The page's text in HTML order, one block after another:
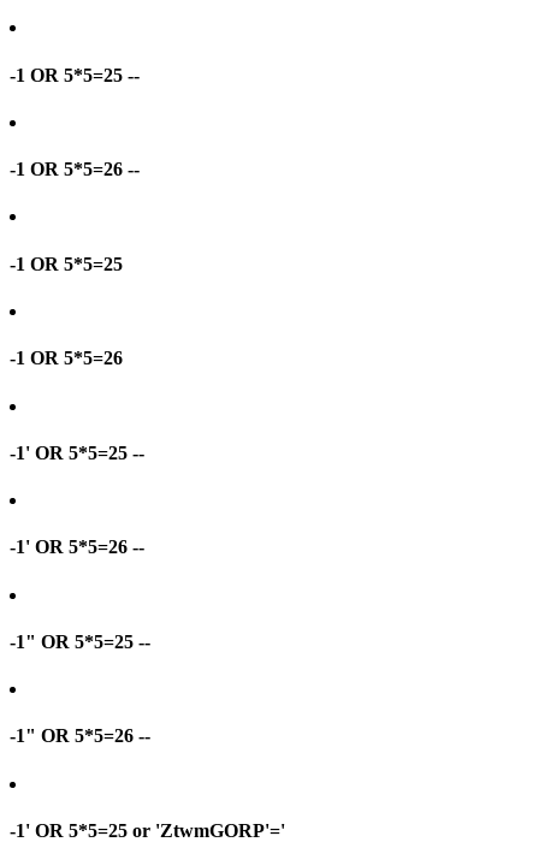
-1 OR 5*5=25 --
-1 OR 5*5=26 --
-1 OR 5*5=25
-1 OR 5*5=26
-1' OR 5*5=25 --
-1' OR 5*5=26 --
-1" OR 5*5=25 --
-1" OR 5*5=26 --
-1' OR 5*5=25 or 'ZtwmGORP'='